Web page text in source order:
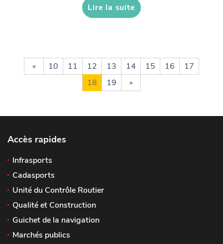
Lire la suite
« 10 11 12 13 14 15 16
17
18
19 »
Accès rapides
Infrasports
Cadasports
Unité du Contrôle Routier
Qualité et Construction
Guichet de la navigation
Marchés publics